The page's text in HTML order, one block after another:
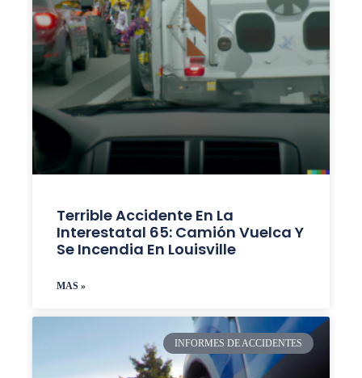
Terrible Accidente En La
Interestatal 65: Camión Vuelca Y
Se Incendia En Louisville
MAS »
INFORMES DE ACCIDENTES